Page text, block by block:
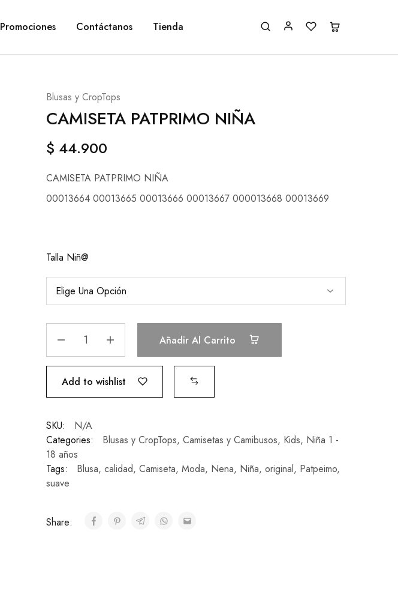
Promociones Contáctanos Tienda
Blusas y CropTops
CAMISETA PATPRIMO NIÑA
$ 44.900
CAMISETA PATPRIMO NIÑA
00013664 00013665 00013666 00013667 000013668 00013669
Talla Niñ@
Añadir Al Carrito
Add to wishlist
SKU:
N/A
Categories:
Blusas y CropTops, Camisetas y Camibusos, Kids, Niña 1 -
18 años
Tags:
Blusa, calidad, Camiseta, Moda, Nena, Niña, original, Patpeimo,
suave
Share: